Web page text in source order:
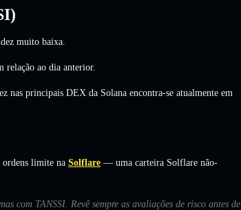
muito baixa.
relação ao dia anterior.
nas principais DEX da Solana encontra-se atualmente em
ordens limite na Solflare — uma carteira Solflare não-
com TANSSI. Revê sempre as avaliações de risco antes de